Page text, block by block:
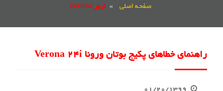
صفحه اصلی » ارور verona
راهنمای خطاهای پکیج بوتان ورونا Verona 24i